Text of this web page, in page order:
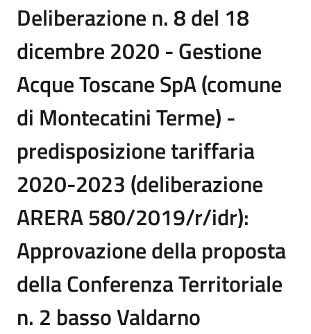
Deliberazione n. 8 del 18
dicembre 2020 - Gestione
Acque Toscane SpA (comune
di Montecatini Terme) -
predisposizione tariffaria
2020-2023 (deliberazione
ARERA 580/2019/r/idr):
Approvazione della proposta
della Conferenza Territoriale
n. 2 basso Valdarno